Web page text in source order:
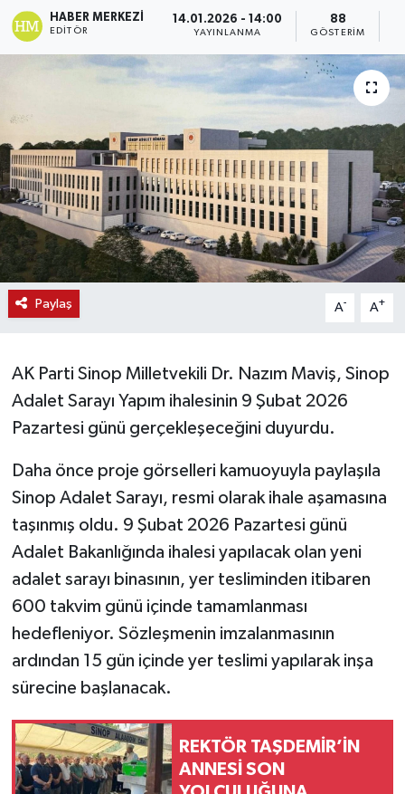
HABER MERKEZI
EDITÖR
14.01.2026 - 14:00
YAYINLANMA
88
GÖSTERIM
Paylaş A- A+
AK Parti Sinop Milletvekili Dr. Nazım Maviş, Sinop
Adalet Sarayı Yapım ihalesinin 9 Şubat 2026
Pazartesi günü gerçekleşeceğini duyurdu.
Daha önce proje görselleri kamuoyuyla paylaşıla
Sinop Adalet Sarayı, resmi olarak ihale aşamasına
taşınmış oldu. 9 Şubat 2026 Pazartesi günü
Adalet Bakanlığında ihalesi yapılacak olan yeni
adalet sarayı binasının, yer tesliminden itibaren
600 takvim günü içinde tamamlanması
hedefleniyor. Sözleşmenin imzalanmasının
ardından 15 gün içinde yer teslimi yapılarak inşa
sürecine başlanacak.
REKTÖR TAŞDEMİR’İN
ANNESİ SON